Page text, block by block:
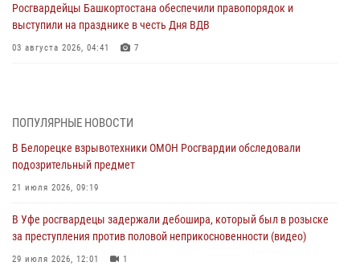
Росгвардейцы Башкортостана обеспечили правопорядок и
выступили на празднике в честь Дня ВДВ
03 августа 2026, 04:41 7
03 августа 2026, 04:30 8
В Башкирии росгвардейцы провели волейбольный турнир на
открытом воздухе
03 августа 2026, 04:29
В Уфе росгвардейцы по горячим следам задержали
подозреваемого в открытом хищении из аптеки (видео)
03 августа 2026, 04:15
ПОПУЛЯРНЫЕ НОВОСТИ
В Белорецке взрывотехники ОМОН Росгвардии обследовали
подозрительный предмет
21 июля 2026, 09:19
В Уфе росгвардецы задержали дебошира, который был в розыске
за преступления против половой неприкосновенности (видео)
29 июля 2026, 12:01 1